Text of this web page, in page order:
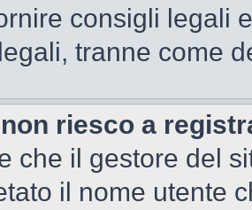
consigli legali
tranne come
riesco a
che il gestore del
il nome utente